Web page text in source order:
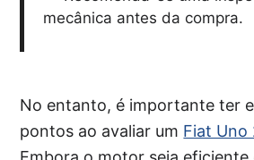
mecânica antes da compra.
No entanto, é importante ter
pontos ao avaliar um Fiat Uno